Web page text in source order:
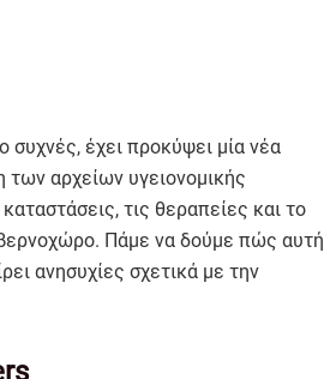
συχνές, έχει προκύψει μία νέα
των αρχείων υγειονομικής
τις θεραπείες και το
Πάμε να δούμε πώς αυτή
ανησυχίες σχετικά με την